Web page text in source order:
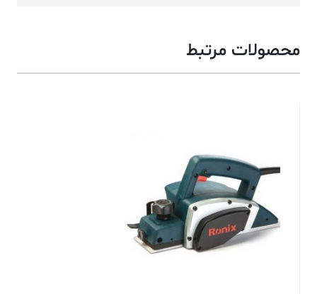
محصولات مرتبط